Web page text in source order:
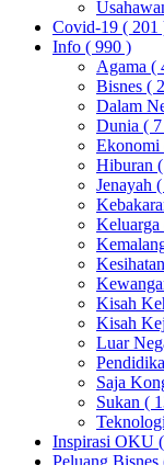
Covid-19 ( 201
Info ( 990 )
Agama (
Bisnes (
Dalam
Dunia (
Ekonomi
Hiburan
Jenayah
Keluarga
Kesihatan
Kisah
Kisah
Luar
Saja
Sukan (
Teknologi
Inspirasi OKU
Peluang Bisnes